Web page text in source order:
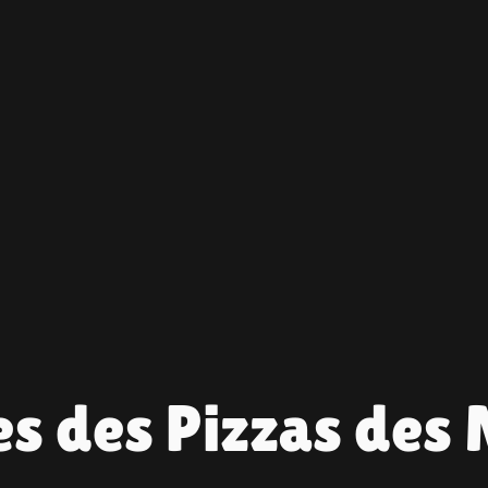
des Pizzas des